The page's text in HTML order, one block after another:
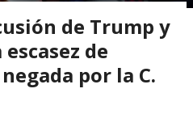
de Trump y
de
por la C.